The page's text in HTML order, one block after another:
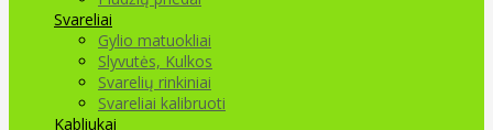
Svareliai
Gylio matuokliai
Slyvutės, Kulkos
Svarelių rinkiniai
Svareliai kalibruoti
Kabliukai